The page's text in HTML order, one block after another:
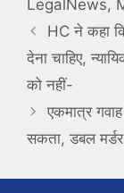
LegalNews,
HC ने कहा
देना चाहिए,
को नहीं-
एकमात्र
सकता, डबल